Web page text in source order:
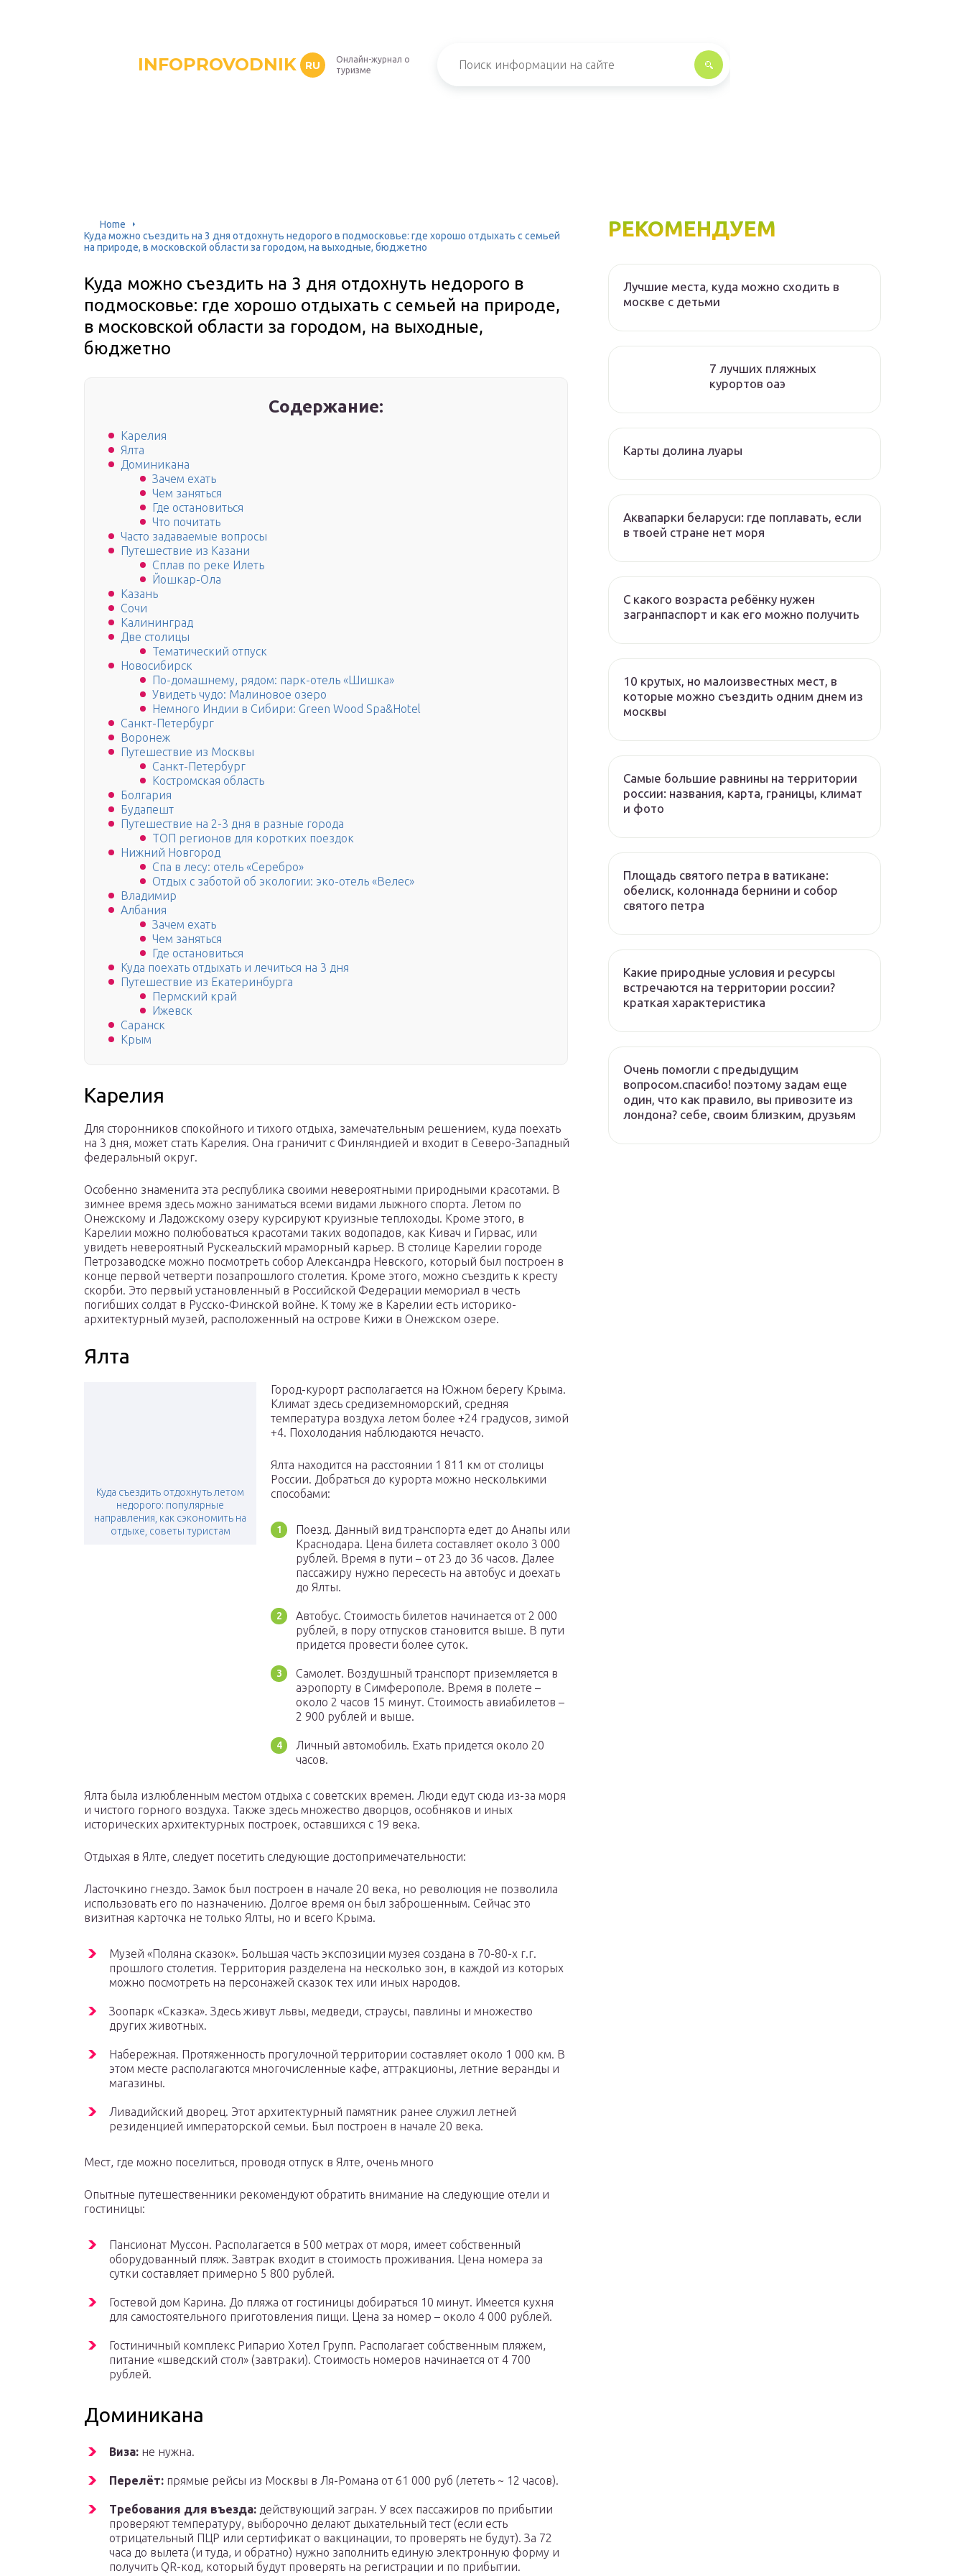
INFOPROVODNIK RU
Онлайн-журнал о
туризме
Home
Куда можно съездить на 3 дня отдохнуть недорого в подмосковье: где хорошо отдыхать с семьей
на природе, в московской области за городом, на выходные, бюджетно
Куда можно съездить на 3 дня отдохнуть недорого в
подмосковье: где хорошо отдыхать с семьей на природе,
в московской области за городом, на выходные,
бюджетно
Содержание:
Карелия
Ялта
Доминикана
Зачем ехать
Чем заняться
Где остановиться
Что почитать
Часто задаваемые вопросы
Путешествие из Казани
Сплав по реке Илеть
Йошкар-Ола
Казань
Сочи
Калининград
Две столицы
Тематический отпуск
Новосибирск
По-домашнему, рядом: парк-отель «Шишка»
Увидеть чудо: Малиновое озеро
Немного Индии в Сибири: Green Wood Spa&Hotel
Санкт-Петербург
Воронеж
Путешествие из Москвы
Санкт-Петербург
Костромская область
Болгария
Будапешт
Путешествие на 2-3 дня в разные города
ТОП регионов для коротких поездок
Нижний Новгород
Спа в лесу: отель «Серебро»
Отдых с заботой об экологии: эко-отель «Велес»
Владимир
Албания
Зачем ехать
Чем заняться
Где остановиться
Куда поехать отдыхать и лечиться на 3 дня
Путешествие из Екатеринбурга
Пермский край
Ижевск
Саранск
Крым
Карелия
Для сторонников спокойного и тихого отдыха, замечательным решением, куда поехать
на 3 дня, может стать Карелия. Она граничит с Финляндией и входит в Северо-Западный
федеральный округ.
Особенно знаменита эта республика своими невероятными природными красотами. В
зимнее время здесь можно заниматься всеми видами лыжного спорта. Летом по
Онежскому и Ладожскому озеру курсируют круизные теплоходы. Кроме этого, в
Карелии можно полюбоваться красотами таких водопадов, как Кивач и Гирвас, или
увидеть невероятный Рускеальский мраморный карьер. В столице Карелии городе
Петрозаводске можно посмотреть собор Александра Невского, который был построен в
конце первой четверти позапрошлого столетия. Кроме этого, можно съездить к кресту
скорби. Это первый установленный в Российской Федерации мемориал в честь
погибших солдат в Русско-Финской войне. К тому же в Карелии есть историко-
архитектурный музей, расположенный на острове Кижи в Онежском озере.
Ялта
Куда съездить отдохнуть летом
недорого: популярные
направления, как сэкономить на
отдыхе, советы туристам
Город-курорт располагается на Южном берегу Крыма.
Климат здесь средиземноморский, средняя
температура воздуха летом более +24 градусов, зимой
+4. Похолодания наблюдаются нечасто.
Ялта находится на расстоянии 1 811 км от столицы
России. Добраться до курорта можно несколькими
способами:
Поезд. Данный вид транспорта едет до Анапы или
Краснодара. Цена билета составляет около 3 000
рублей. Время в пути – от 23 до 36 часов. Далее
пассажиру нужно пересесть на автобус и доехать
до Ялты.
Автобус. Стоимость билетов начинается от 2 000
рублей, в пору отпусков становится выше. В пути
придется провести более суток.
Самолет. Воздушный транспорт приземляется в
аэропорту в Симферополе. Время в полете –
около 2 часов 15 минут. Стоимость авиабилетов –
2 900 рублей и выше.
Личный автомобиль. Ехать придется около 20
часов.
Ялта была излюбленным местом отдыха с советских времен. Люди едут сюда из-за моря
и чистого горного воздуха. Также здесь множество дворцов, особняков и иных
исторических архитектурных построек, оставшихся с 19 века.
Отдыхая в Ялте, следует посетить следующие достопримечательности:
Ласточкино гнездо. Замок был построен в начале 20 века, но революция не позволила
использовать его по назначению. Долгое время он был заброшенным. Сейчас это
визитная карточка не только Ялты, но и всего Крыма.
Музей «Поляна сказок». Большая часть экспозиции музея создана в 70-80-х г.г.
прошлого столетия. Территория разделена на несколько зон, в каждой из которых
можно посмотреть на персонажей сказок тех или иных народов.
Зоопарк «Сказка». Здесь живут львы, медведи, страусы, павлины и множество
других животных.
Набережная. Протяженность прогулочной территории составляет около 1 000 км. В
этом месте располагаются многочисленные кафе, аттракционы, летние веранды и
магазины.
Ливадийский дворец. Этот архитектурный памятник ранее служил летней
резиденцией императорской семьи. Был построен в начале 20 века.
Мест, где можно поселиться, проводя отпуск в Ялте, очень много
Опытные путешественники рекомендуют обратить внимание на следующие отели и
гостиницы:
Пансионат Муссон. Располагается в 500 метрах от моря, имеет собственный
оборудованный пляж. Завтрак входит в стоимость проживания. Цена номера за
сутки составляет примерно 5 800 рублей.
Гостевой дом Карина. До пляжа от гостиницы добираться 10 минут. Имеется кухня
для самостоятельного приготовления пищи. Цена за номер – около 4 000 рублей.
Гостиничный комплекс Рипарио Хотел Групп. Располагает собственным пляжем,
питание «шведский стол» (завтраки). Стоимость номеров начинается от 4 700
рублей.
Доминикана
Виза: не нужна.
Перелёт: прямые рейсы из Москвы в Ля-Романа от 61 000 руб (лететь ~ 12 часов).
Требования для въезда: действующий загран. У всех пассажиров по прибытии
проверяют температуру, выборочно делают дыхательный тест (если есть
отрицательный ПЦР или сертификат о вакцинации, то проверять не будут). За 72
часа до вылета (и туда, и обратно) нужно заполнить единую электронную форму и
получить QR-код, который будут проверять на регистрации и по прибытии.
РЕКОМЕНДУЕМ
Лучшие места, куда можно сходить в
москве с детьми
7 лучших пляжных
курортов оаэ
Карты долина луары
Аквапарки беларуси: где поплавать, если
в твоей стране нет моря
С какого возраста ребёнку нужен
загранпаспорт и как его можно получить
10 крутых, но малоизвестных мест, в
которые можно съездить одним днем из
москвы
Самые большие равнины на территории
россии: названия, карта, границы, климат
и фото
Площадь святого петра в ватикане:
обелиск, колоннада бернини и собор
святого петра
Какие природные условия и ресурсы
встречаются на территории россии?
краткая характеристика
Очень помогли с предыдущим
вопросом.спасибо! поэтому задам еще
один, что как правило, вы привозите из
лондона? себе, своим близким, друзьям